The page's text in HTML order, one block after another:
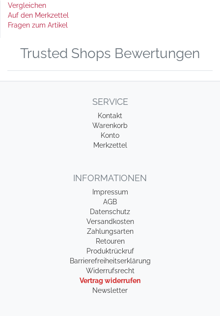
Vergleichen
Auf den Merkzettel
Fragen zum Artikel
Trusted Shops Bewertungen
SERVICE
Kontakt
Warenkorb
Konto
Merkzettel
INFORMATIONEN
Impressum
AGB
Datenschutz
Versandkosten
Zahlungsarten
Retouren
Produktrückruf
Barrierefreiheitserklärung
Widerrufsrecht
Vertrag widerrufen
Newsletter